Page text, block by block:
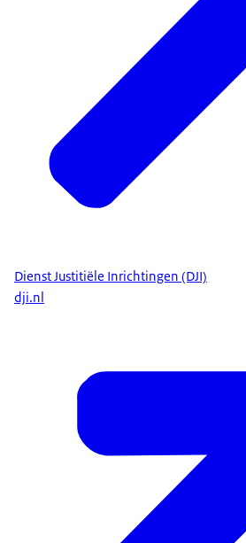
Dienst Justitiële Inrichtingen (DJI)
dji.nl